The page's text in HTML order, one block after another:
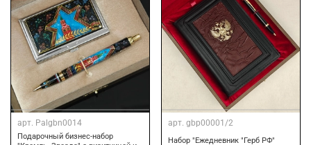
арт. Palgbn0014
Подарочный бизнес-набор
арт. gbp00001/2
Набор "Ежедневник "Герб РФ"